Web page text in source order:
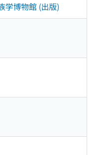
学博物館 (出版)